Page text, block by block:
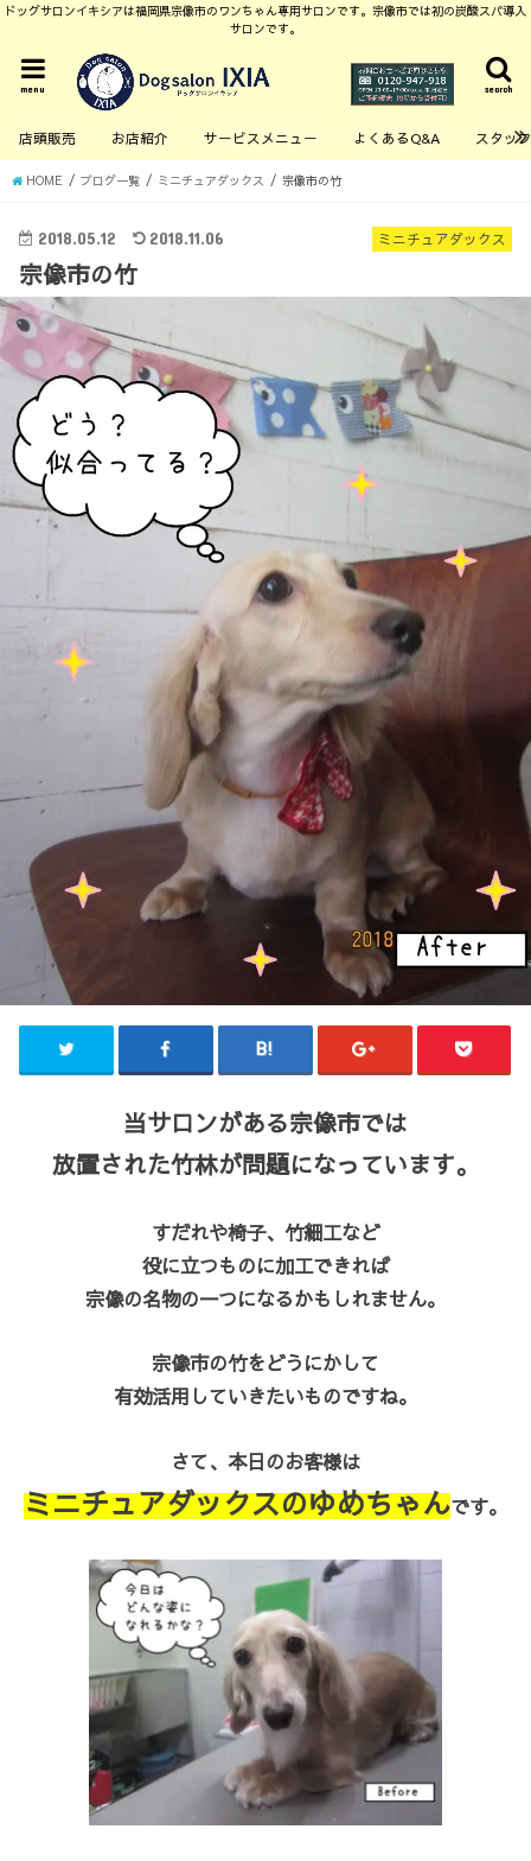
ドッグサロンイキシアは福岡県宗像市のワンちゃん専用サロンです。宗像市では初の炭酸スパ導入
サロンです。
search
menu
店頭販売 お店紹介 サービスメニュー よくあるQ&A スタッ
HOME ブログ一覧 ミニチュアダックス 宗像市の竹
ミニチュアダックス
2018.05.12 2018.11.06
宗像市の竹
当サロンがある宗像市では
放置された竹林が問題になっています。
すだれや椅子、竹細工など
役に立つものに加工できれば
宗像の名物の一つになるかもしれません。
宗像市の竹をどうにかして
有効活用していきたいものですね。
さて、本日のお客様は
ミニチュアダックスのゆめちゃんです。